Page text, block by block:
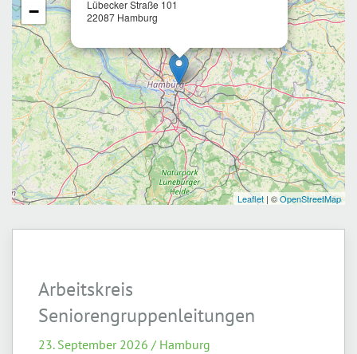
Arbeitskreis
Seniorengruppenleitungen
23. September 2026 / Hamburg